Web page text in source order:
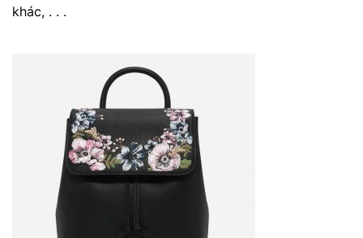
khác, . . .